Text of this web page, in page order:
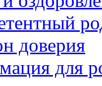
доверия
для